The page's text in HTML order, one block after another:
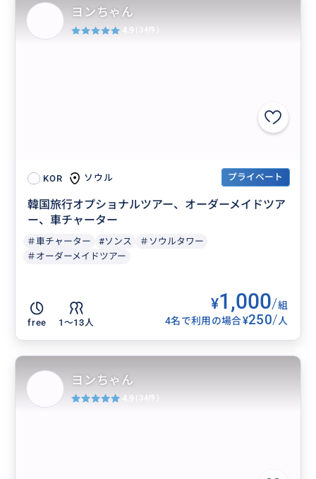
KOR ソウル プライベート
韓国旅行オプショナルツアー、オーダーメイドツア
ー、車チャーター
＃車チャーター #ソンス
＃ソウルタワー
＃オーダーメイドツアー
free 1〜13人
¥1,000/組
4名で利用の場合¥250/人
ヨンちゃん
4.9 (34件)
ヨンちゃん
4.9 (34件)